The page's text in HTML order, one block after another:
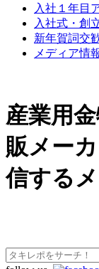
入社１年目
入社式・創
新年賀詞交
メディア情
産業用
販メー
信する